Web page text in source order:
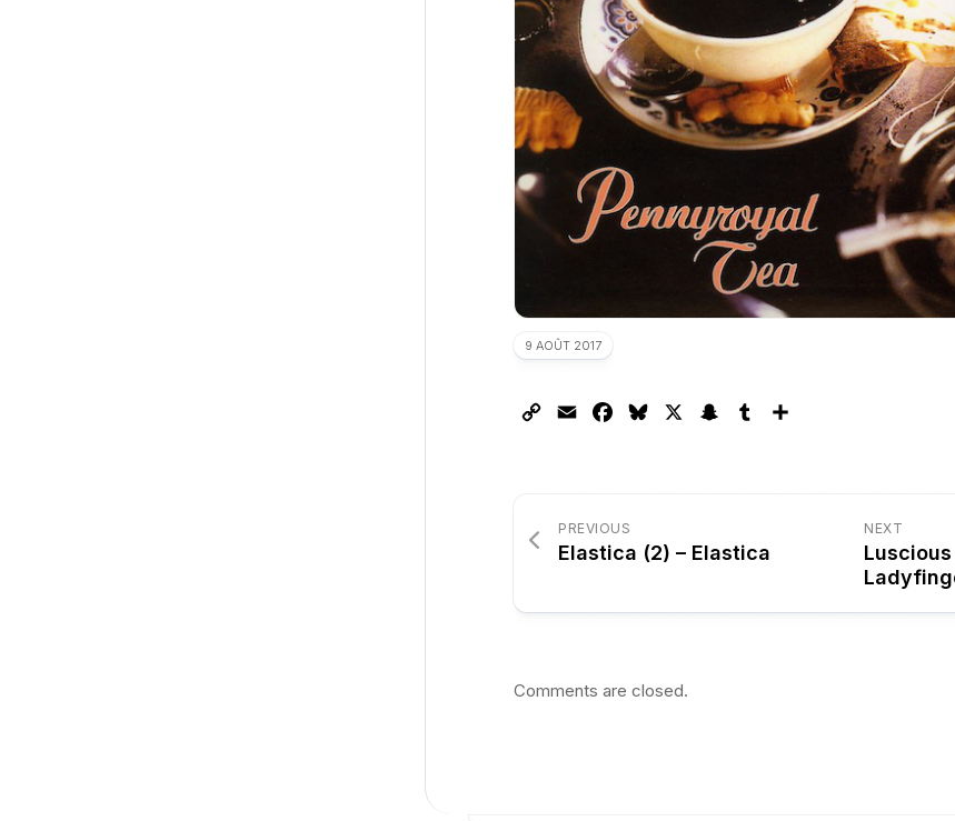
9 AOÛT 2017
Copy Email FacebookBluesky Snapchat
Tumblr
NEXT
PREVIOUS
Elastica (2) – Elastica
Comments are closed.